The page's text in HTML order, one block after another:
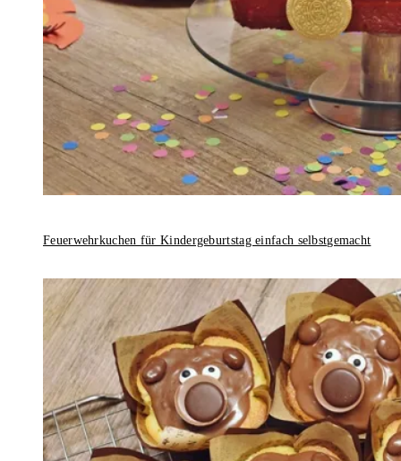
Feuerwehrkuchen für Kindergeburtstag einfach selbstgemacht